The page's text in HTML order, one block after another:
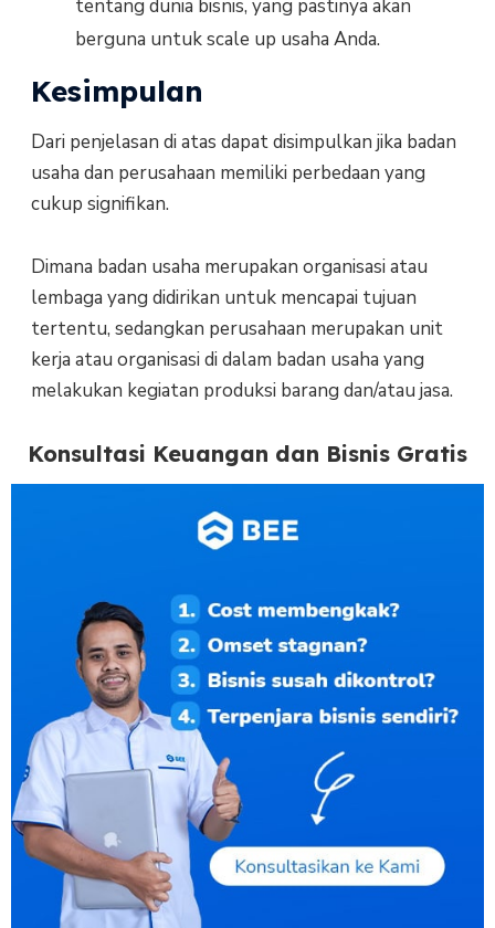
tentang dunia bisnis, yang pastinya akan
berguna untuk scale up usaha Anda.
Kesimpulan
Dari penjelasan di atas dapat disimpulkan jika badan
usaha dan perusahaan memiliki perbedaan yang
cukup signifikan.
Dimana badan usaha merupakan organisasi atau
lembaga yang didirikan untuk mencapai tujuan
tertentu, sedangkan perusahaan merupakan unit
kerja atau organisasi di dalam badan usaha yang
melakukan kegiatan produksi barang dan/atau jasa.
Konsultasi Keuangan dan Bisnis Gratis